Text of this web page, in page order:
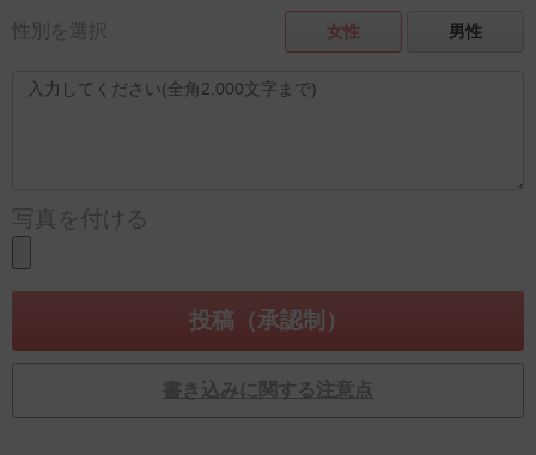
性別を選択 女性 男性
写真を付ける
書き込みに関する注意点